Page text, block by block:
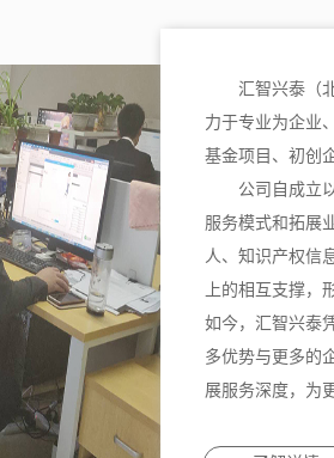
汇智兴泰（
力于专业为企业
基金项目、初创
公司自成立
服务模式和拓展
人、知识产权信
上的相互支撑，
如今，汇智兴泰
多优势与更多的
展服务深度，为